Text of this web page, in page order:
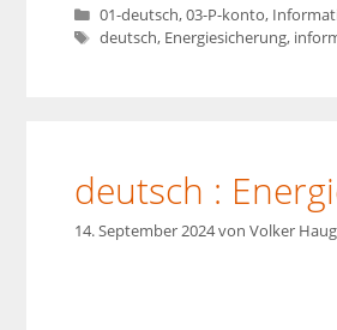
Kategorien
01-deutsch,03-P-konto,
Schlagwörter
deutsch, Energiesicherung,
deutsch :
14. September 2024von Volker Haug